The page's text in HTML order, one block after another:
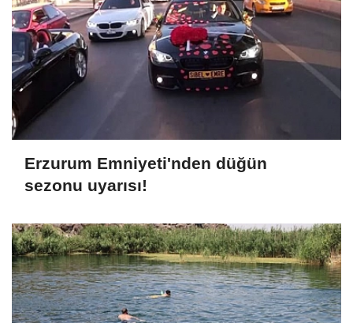
Erzurum Emniyeti'nden düğün
sezonu uyarısı!